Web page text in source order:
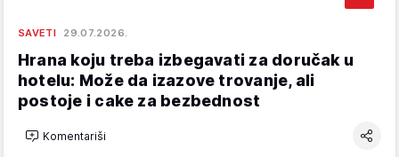
SAVETI 29.07.2026.
Hrana koju treba izbegavati za doručak u
hotelu: Može da izazove trovanje, ali
postoje i cake za bezbednost
Komentariši